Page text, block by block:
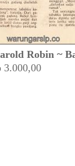
Robin ~
3.000,00